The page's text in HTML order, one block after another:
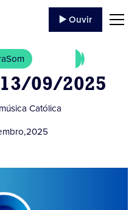
▶️ Ouvir
09/2025
Católica
,2025